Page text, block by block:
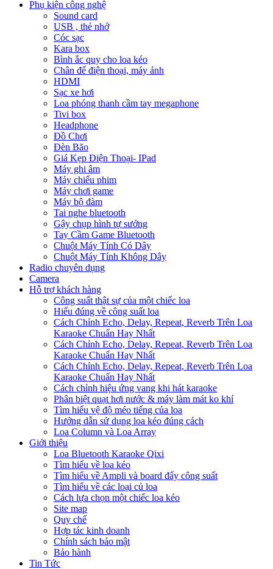
Phụ kiện công nghệ
Sound card
USB , thẻ nhớ
Cóc sạc
Kara box
Bình ắc quy cho loa kéo
Chân để điện thoại, máy ảnh
HDMI
Sạc xe hơi
Loa phóng thanh cầm tay megaphone
Tivi box
Headphone
Đồ Chơi
Đèn Bão
Giá Kẹp Điện Thoại- IPad
Máy ghi âm
Máy chiếu phim
Máy chơi game
Máy bộ đàm
Tai nghe bluetooth
Gậy chụp hình tự sướng
Tay Cầm Game Bluetooth
Chuột Máy Tính Có Dây
Chuột Máy Tính Không Dây
Radio chuyên dụng
Camera
Hỗ trợ khách hàng
Công suất thật sự của một chiếc loa
Hiểu đúng về công suất loa
Cách Chỉnh Echo, Delay, Repeat, Reverb Trên Loa
Karaoke Chuẩn Hay Nhất
Cách Chỉnh Echo, Delay, Repeat, Reverb Trên Loa
Karaoke Chuẩn Hay Nhất
Cách Chỉnh Echo, Delay, Repeat, Reverb Trên Loa
Karaoke Chuẩn Hay Nhất
Cách chỉnh hiệu ứng vang khi hát karaoke
Phân biệt quạt hơi nước & máy làm mát ko khí
Tìm hiểu vệ độ méo tiếng của loa
Hướng dẫn sử dụng loa kéo đúng cách
Loa Column và Loa Array
Giới thiệu
Loa Bluetooth Karaoke Qixi
Tìm hiểu về loa kéo
Tìm hiểu về Ampli và board đẩy công suất
Tìm hiểu về các loại củ loa
Cách lựa chọn một chiếc loa kéo
Site map
Quy chế
Hợp tác kinh doanh
Chính sách bảo mật
Bảo hành
Tin Tức